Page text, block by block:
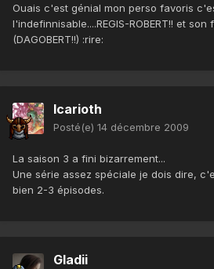
Ouais c'est génial mon perso favoris
l'indefinnisable....REGIS-ROBERT!! et
(DAGOBERT!!) :rire:
Icarioth
Posté(e) 14 décembre 2009
La saison 3 a fini bizarrement...
Une série assez spéciale je dois dire,
bien 2-3 épisodes.
Gladii